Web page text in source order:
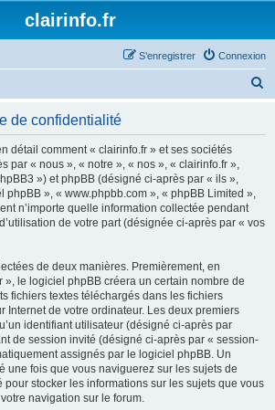
clairinfo.fr
Connexion
S’enregistrer
de confidentialité
détail comment « clairinfo.fr » et ses sociétés
par « nous », « notre », « nos », « clairinfo.fr »,
») et phpBB (désigné ci-après par « ils »,
phpBB », « www.phpbb.com », « phpBB Limited »,
n’importe quelle information collectée pendant
de votre part (désignée ci-après par « vos
de deux manières. Premièrement, en
», le logiciel phpBB créera un certain nombre de
fichiers textes téléchargés dans les fichiers
Internet de votre ordinateur. Les deux premiers
identifiant utilisateur (désigné ci-après par
de session invité (désigné ci-après par « session-
assignés par le logiciel phpBB. Un
une fois que vous naviguerez sur les sujets de
pour stocker les informations sur les sujets que vous
navigation sur le forum.